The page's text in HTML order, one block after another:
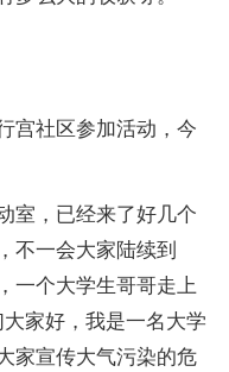
社区参加活动，今
，已经来了好几个
不一会大家陆续到
一个大学生哥哥走上
家好，我是一名大学
家宣传大气污染的危